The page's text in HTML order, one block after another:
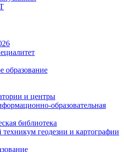
образование
и центры
образовательная
библиотека
геодезии и картографии